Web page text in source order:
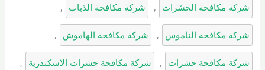
شركة مكافحة الحشرات , شركة مكافحة الذباب ,
شركة مكافحة الناموس , شركة مكافحة الهاموش ,
شركة مكافحة حشرات , شركة مكافحة حشرات الاسكندرية ,